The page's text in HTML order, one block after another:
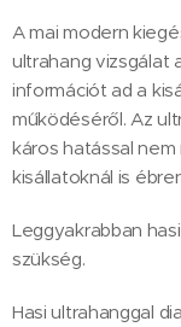
A mai modern
ultrahang vizsgálat
információt ad a
működéséről. Az
káros hatással nem
kisállatoknál is
Leggyakrabban
szükség.
Hasi ultrahanggal